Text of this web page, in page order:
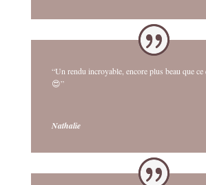
“Un rendu incroyable, encore plus beau que ce
😍”
Nathalie